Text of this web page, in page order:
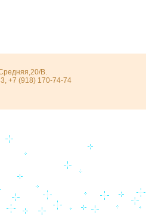
В.
+7 (918) 170-74-74